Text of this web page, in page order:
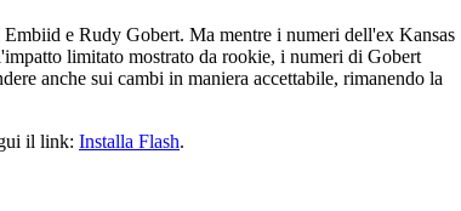
e Rudy Gobert. Ma mentre i numeri dell'ex Kansas
limitato mostrato da rookie, i numeri di Gobert
anche sui cambi in maniera accettabile, rimanendo la
il link: Installa Flash.